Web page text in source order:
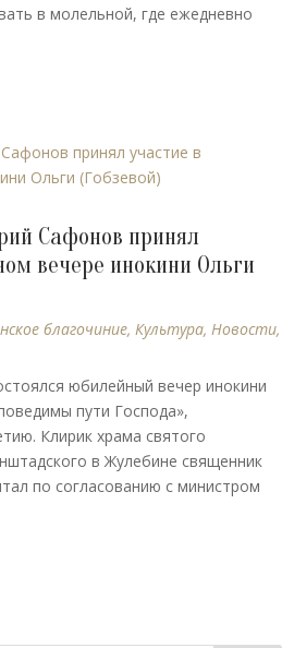
в молельной, где ежедневно
Сафонов принял
вечере инокини Ольги
благочиние,Культура,Новости,
юбилейный вечер инокини
пути Господа»,
Клирик храма святого
в Жулебине священник
по согласованию с министром